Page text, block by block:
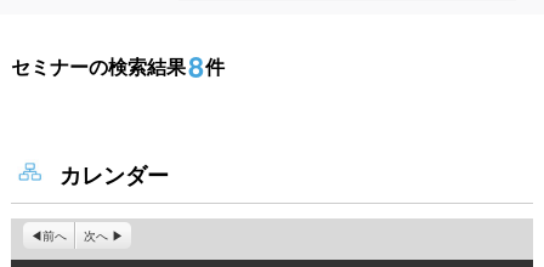
セミナーの検索結果8件
カレンダー
前へ 次へ